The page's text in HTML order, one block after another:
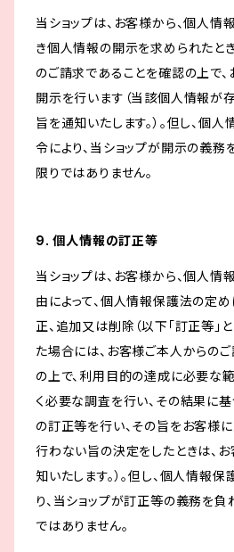
当ショップは、お客様から、個人
き個人情報の開示を求められたと
のご請求であることを確認の上で、
開示を行います（当該個人情報が
旨を通知いたします。）。但し、個
令により、当ショップが開示の義務
限りではありません。
9. 個人情報の訂正等
当ショップは、お客様から、個人情
由によって、個人情報保護法の定
正、追加又は削除（以下「訂正等」
た場合には、お客様ご本人からの
の上で、利用目的の達成に必要な
く必要な調査を行い、その結果に
の訂正等を行い、その旨をお客様
行わない旨の決定をしたときは、
知いたします。）。但し、個人情報
り、当ショップが訂正等の義務を負
ではありません。